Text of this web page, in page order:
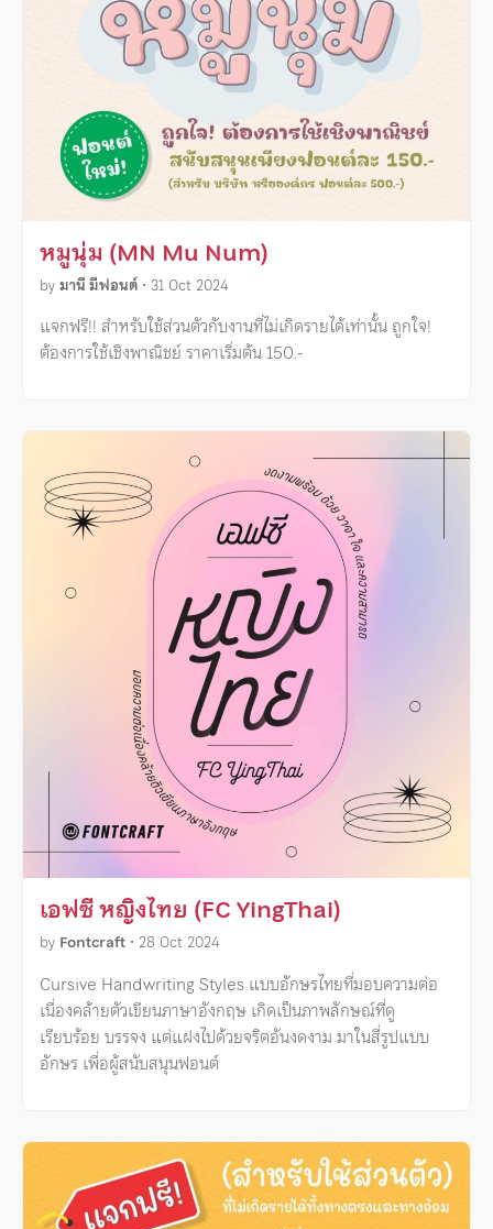
หมูนุ่ม (MN Mu Num)
byมานี มีฟอนต์ • 31 Oct 2024
แจกฟรี!! สำหรับใช้ส่วนตัวกับงานที่ไม่เกิดรายได้เท่านั้น ถูกใจ!
ต้องการใช้เชิงพาณิชย์ ราคาเริ่มต้น 150.-
เอฟซี หญิงไทย (FC YingThai)
by Fontcraft • 28 Oct 2024
Cursive Handwriting Styles แบบอักษรไทยที่มอบความต่อ
เนื่องคล้ายตัวเขียนภาษาอังกฤษ เกิดเป็นภาพลักษณ์ที่ดู
เรียบร้อย บรรจง แต่แฝงไปด้วยจริตอันงดงาม มาในสี่รูปแบบ
อักษร เพื่อผู้สนับสนุนฟอนต์